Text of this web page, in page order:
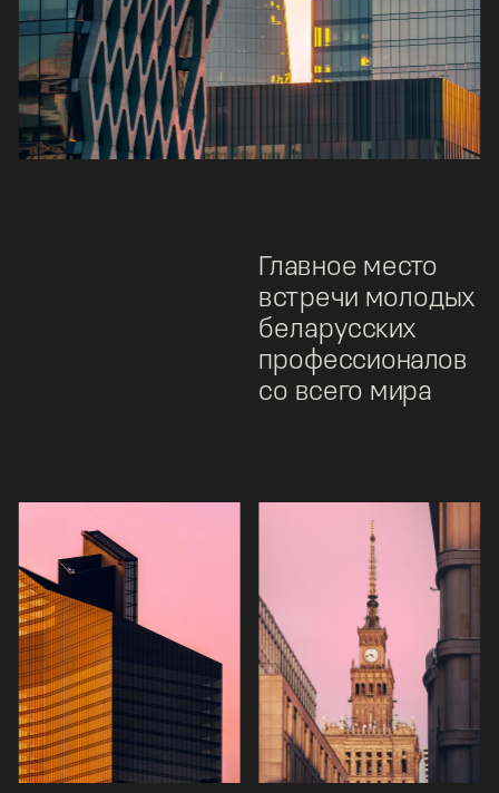
Главное место
встречи молодых
беларусских
профессионалов
со всего мира